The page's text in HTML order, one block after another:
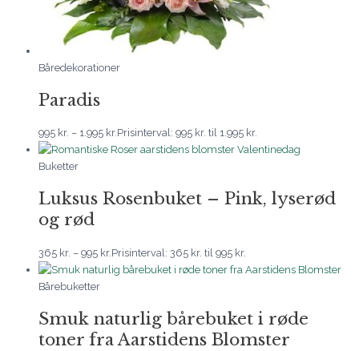
Båredekorationer
Paradis
995 kr. – 1.995 kr.Prisinterval: 995 kr. til 1.995 kr.
Buketter
Luksus Rosenbuket – Pink, lyserød
og rød
365 kr. – 995 kr. Prisinterval: 365 kr. til 995 kr.
Bårebuketter
Smuk naturlig bårebuket i røde
toner fra Aarstidens Blomster